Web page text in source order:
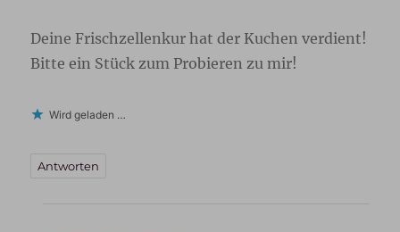
Deine Frischzellenkur hat der Kuchen verdient!
Bitte ein Stück zum Probieren zu mir!
Wird geladen …
Antworten